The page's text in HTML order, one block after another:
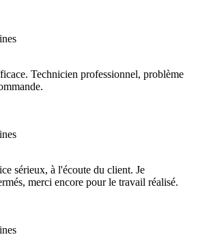
Technicien professionnel, problème
sérieux, à l'écoute du client. Je
merci encore pour le travail réalisé.